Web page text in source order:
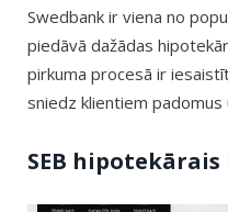
Swedbank ir viena no
piedāvā dažādas
pirkuma procesā ir
sniedz klientiem
SEB